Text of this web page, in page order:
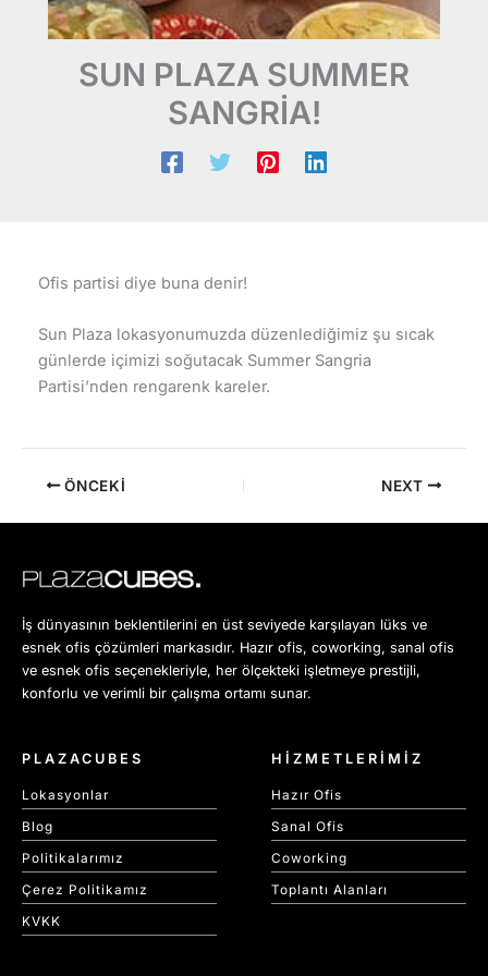
SUN PLAZA SUMMER
SANGRİA!
Ofis partisi diye buna denir!
Sun Plaza lokasyonumuzda düzenlediğimiz şu sıcak
günlerde içimizi soğutacak Summer Sangria
Partisi’nden rengarenk kareler.
ÖNCEKI NEXT
İş dünyasının beklentilerini en üst seviyede karşılayan lüks ve
esnek ofis çözümleri markasıdır. Hazır ofis, coworking, sanal ofis
ve esnek ofis seçenekleriyle, her ölçekteki işletmeye prestijli,
konforlu ve verimli bir çalışma ortamı sunar.
PLAZACUBES
Lokasyonlar
Blog
Politikalarımız
Çerez Politikamız
KVKK
HİZMETLERİMİZ
Hazır Ofis
Sanal Ofis
Coworking
Toplantı Alanları